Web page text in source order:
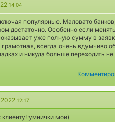
14:04
популярные. Маловато
достаточно. Особенно если
уже полную сумму в
всегда очень вдумчиво
и никуда больше переходить
12:17
умнички мои)